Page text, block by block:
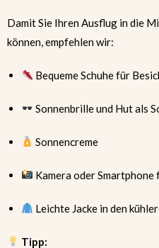
Damit Sie Ihren Ausflug in die
können, empfehlen wir:
Bequeme Schuhe für
Sonnenbrille und Hut als
Sonnencreme
Kamera oder Smartphone
Leichte Jacke in den
Tipp: